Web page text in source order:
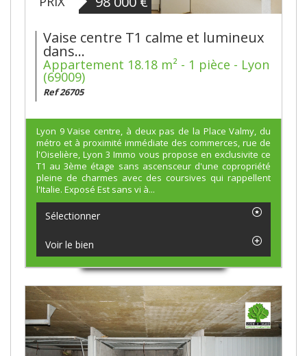
Vaise centre T1 calme et lumineux
dans...
Appartement 18.18 m² - 1 pièce - Lyon
(69009)
Ref 26705
Lyon 9 Vaise centre, à deux pas de la Place Valmy, du
métro et à proximité immédiate des commerces, rue de
l'Oiselière, Lyon 3 Immo vous propose en exclusivite ce
T1 au 3ème étage sans ascensceur d'une copropriété
pleine de charmes avec des coursives qui rappellent
l'Italie. Exposé Est sans vi à...
Sélectionner
Voir le bien